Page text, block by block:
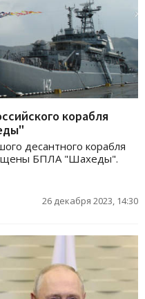
корабля
десантного корабля
БПЛА "Шахеды".
26 декабря 2023, 14:30